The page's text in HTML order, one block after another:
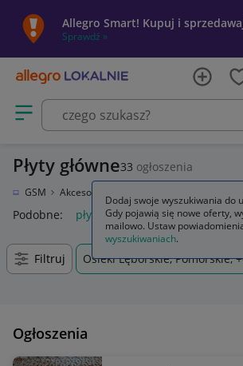
Allegro Smart! Kupuj i
Sprawdź »
Otwórz menu z kategoriami
Płyty główne33 ogłoszenia
GSM Akcesoria i części serwisowe
Podobne: płyty główne dystans do
Filtruj Osieki Lęborskie, Pomorskie,
Ogłoszenia
Dodaj swoje wyszukiwania do
Gdy pojawią się nowe oferty,
mailowo. Ustaw
wyszukiwaniach.